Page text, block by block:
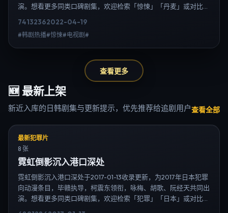
演。想看更多同类口碑剧集，欢迎检索「惊悚」「丹麦」或对比同
日韩电视剧、韩剧全集、日剧高清等长尾词。
74132362022-04-19
#韩剧热播#惊悚#电视剧#
查看更多
🆕 最新上架
新近入库的日韩剧集与更新提示，优先推荐给追剧用户查看全部
最新犯罪片
8 张
霓虹倒影沉入港口深处
霓虹倒影沉入港口深处于2017-01-13收录更新，为2017年日本犯罪
向动漫条目，毕赣执导，柯震东领衔，咏梅、胡歌、阮经天共同出
演。想看更多同类口碑剧集，欢迎检索「犯罪」「日本」或对比同